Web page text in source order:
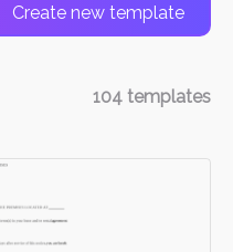
Create new template
104 templates